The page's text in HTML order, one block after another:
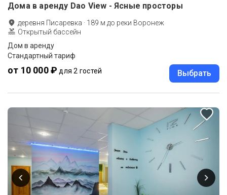
Дома в аренду Dao View - Ясные просторы
деревня Писаревка · 189 м до реки Воронеж
Открытый бассейн
Дом в аренду
Стандартный тариф
от 10 000 ₽ для 2 гостей Выбрать